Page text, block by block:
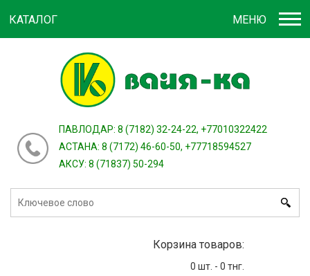
зарегистрироваться
ПАВЛОДАР: 8 (7182) 32-24-22, +77010322422
АСТАНА: 8 (7172) 46-60-50, +77718594527
АКСУ: 8 (71837) 50-294
Корзина товаров:
0 шт. - 0 тнг.
МЕНЮ
КАТАЛОГ